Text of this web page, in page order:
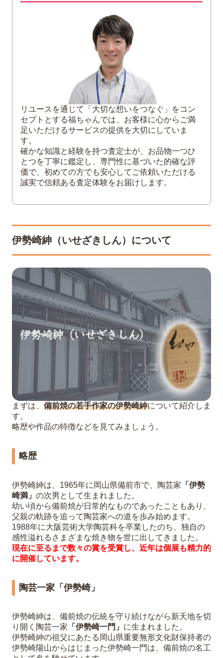
伊勢崎紳の備前焼を高く買い取ってもらう
付属品も査定に出す
備前焼買取実績が高く出張買取している
業者を選定
正しいケアと保管を心がける
4
伊勢崎紳の備前焼は福ちゃんがお買取りい
たします
リユースを通じて「大切な想いをつなぐ」をコン
セプトとする福ちゃんでは、お客様に心からご満
足いただけるサービスの提供を大切にしていま
す。
確かな知識と経験を持つ査定士が、お品物一つひ
とつを丁寧に鑑定し、専門性に基づいた的確な評
価で、初めての方でも安心してご依頼いただける
誠実で信頼ある査定体験をお届けします。
伊勢崎紳（いせざきしん）について
まずは、 備前焼の若手作家の伊勢崎紳について紹介しま
す。
略歴や作品の特徴などを見てみましょう。
略歴
伊勢崎紳は、1965年に岡山県備前市で、陶芸家 「伊勢
崎満」 の次男として生まれました。
幼い頃から備前焼が日常的なものであったこともあり、
父親の軌跡を追って陶芸家への道を歩み始めます。
1988年に大阪芸術大学陶芸科を卒業したのち、独自の
感性溢れるさまざまな焼き物を世に出してきました。
現在に至るまで数々の賞を受賞し、近年は個展も精力的
に開催しています。
陶芸一家「伊勢崎」
伊勢崎紳は、備前焼の伝統を守り続けながら新天地を切
り開く陶芸一家 「伊勢崎一門」 に生まれました。
伊勢崎紳の祖父にあたる岡山県重要無形文化財保持者の
伊勢崎陽山からはじまった伊勢崎一門は、備前焼の名工